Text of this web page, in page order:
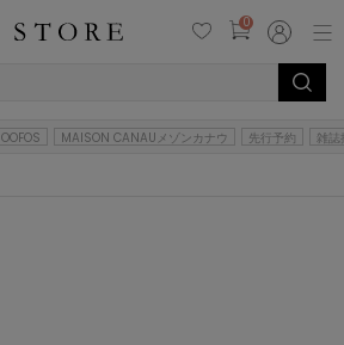
0
OOFOS MAISON CANAUメゾンカナウ 先行予約 雑誌